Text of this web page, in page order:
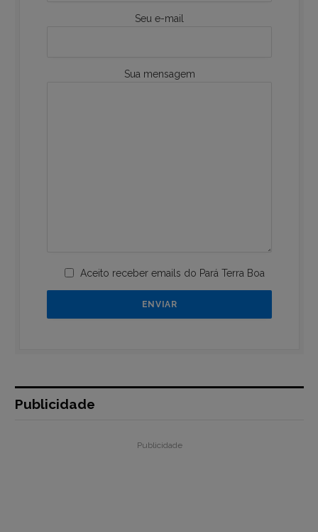
Seu e-mail
Sua mensagem
Aceito receber emails do Pará Terra Boa
Publicidade
Publicidade